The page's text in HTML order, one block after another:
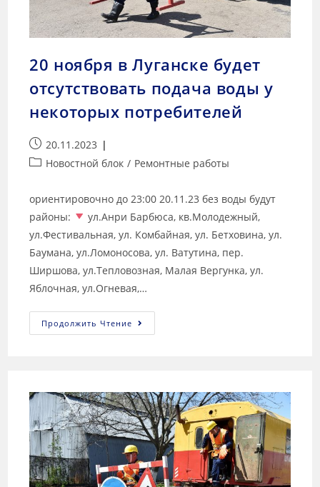
20 ноября в Луганске будет
отсутствовать подача воды у
некоторых потребителей
20.11.2023
Новостной блок / Ремонтные работы
ориентировочно до 23:00 20.11.23 без воды будут
районы:
ул.Анри Барбюса, кв.Молодежный,
ул.Фестивальная, ул. Комбайная, ул. Бетховина, ул.
Баумана, ул.Ломоносова, ул. Ватутина, пер.
Ширшова, ул.Тепловозная, Малая Вергунка, ул.
Яблочная, ул.Огневая,…
Продолжить Чтение